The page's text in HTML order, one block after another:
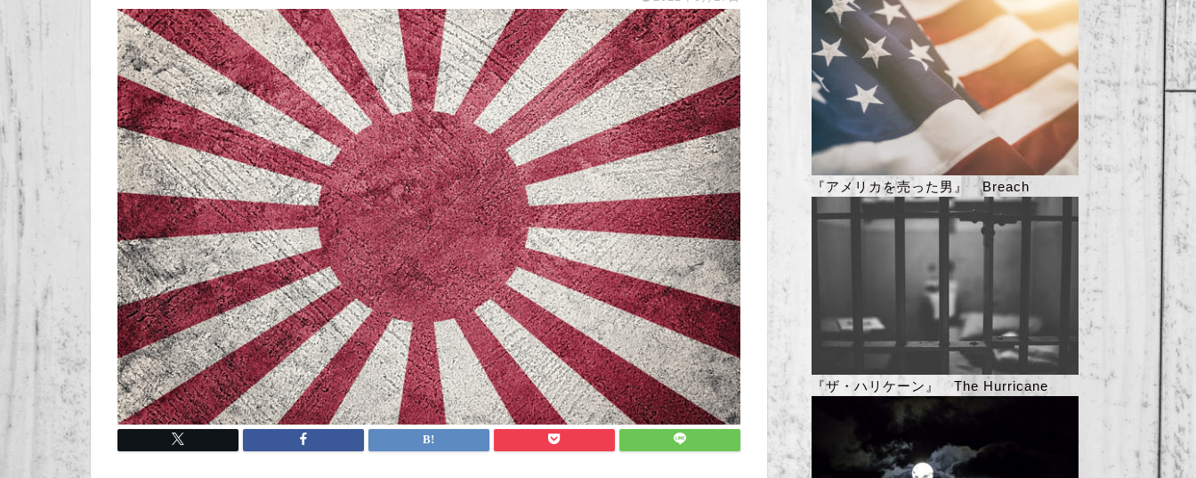
『アメリカを売った男』 Breach
『ザ・ハリケーン』 The Hurricane